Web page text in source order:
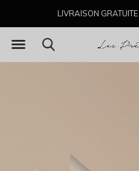
LIVRAISON